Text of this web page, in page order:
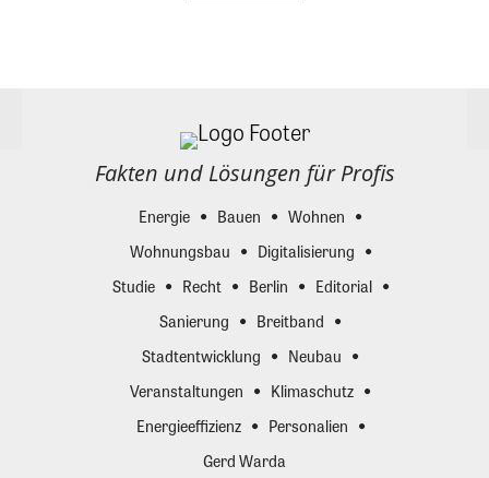
Fakten und Lösungen für Profis
Energie Bauen
Wohnen
Wohnungsbau
Digitalisierung
Studie
Recht Berlin
Editorial
Sanierung
Breitband
Stadtentwicklung
Neubau
Veranstaltungen
Klimaschutz
Energieeffizienz
Personalien
Gerd Warda